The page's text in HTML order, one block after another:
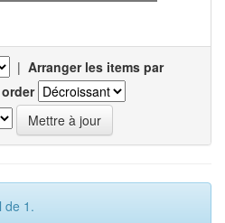
| Arranger les items par
de 1.